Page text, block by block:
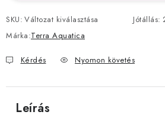
SKU: Változat kiválasztása
Márka:Terra Aquatica
Jótállás:
Kérdés Nyomon követés
Leírás